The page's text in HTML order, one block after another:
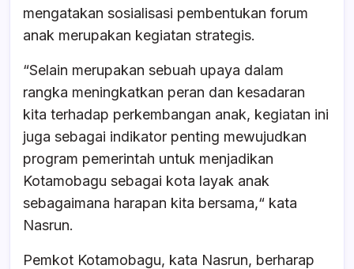
mengatakan sosialisasi pembentukan forum
anak merupakan kegiatan strategis.
“Selain merupakan sebuah upaya dalam
rangka meningkatkan peran dan kesadaran
kita terhadap perkembangan anak, kegiatan ini
juga sebagai indikator penting mewujudkan
program pemerintah untuk menjadikan
Kotamobagu sebagai kota layak anak
sebagaimana harapan kita bersama,“ kata
Nasrun.
Pemkot Kotamobagu, kata Nasrun, berharap